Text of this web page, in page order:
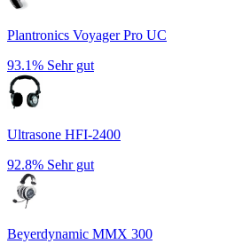
Plantronics Voyager Pro UC
93.1% Sehr gut
Ultrasone HFI-2400
92.8% Sehr gut
Beyerdynamic MMX 300